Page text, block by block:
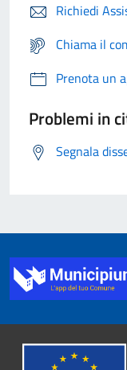
Richiedi
Chiama il
Prenota un
Problemi in
Segnala